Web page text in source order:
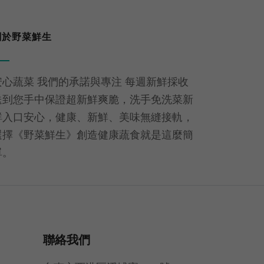
野菜鮮生
心蔬菜 我們的承諾與專注 每週新鮮採收
到您手中保證超新鮮爽脆，洗手免洗菜新
入口安心，健康、新鮮、美味無縫接軌，
擇《野菜鮮生》創造健康蔬食就是這麼簡
聯絡我們